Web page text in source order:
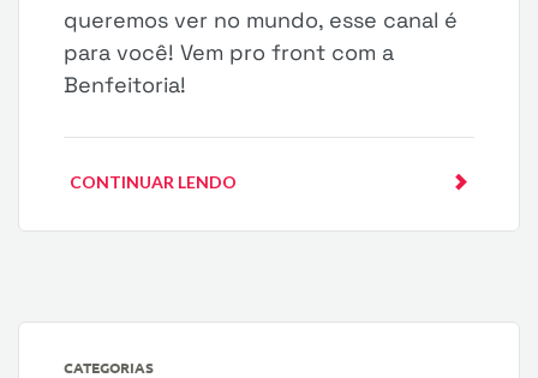
queremos ver no mundo, esse canal é
para você! Vem pro front com a
Benfeitoria!
CONTINUAR LENDO
CATEGORIAS